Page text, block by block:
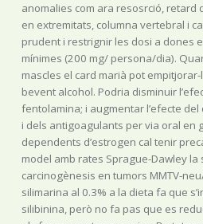
anomalies com ara resosrció, retard
en extremitats, columna vertebral i
prudent i restrignir les dosi a dones
mínimes (200 mg/ persona/dia).
mascles el card marià pot empitjorar-
bevent alcohol. Podria disminuir
fentolamina; i augmentar l’efecte
i dels antigoagulants per via oral en
dependents d’estrogen cal tenir
model amb rates Sprague-Dawley la
carcinogènesis en tumors MMTV-
silimarina al 0.3% a la dieta fa que
silibinina, però no fa pas que es